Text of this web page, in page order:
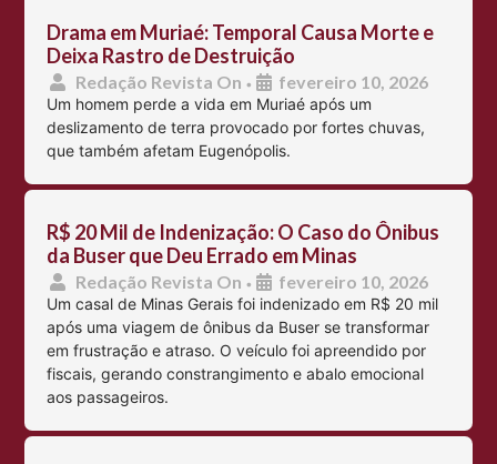
Drama em Muriaé: Temporal Causa Morte e
Deixa Rastro de Destruição
Redação Revista On • fevereiro 10, 2026
Um homem perde a vida em Muriaé após um
deslizamento de terra provocado por fortes chuvas,
que também afetam Eugenópolis.
R$ 20 Mil de Indenização: O Caso do Ônibus
da Buser que Deu Errado em Minas
Redação Revista On • fevereiro 10, 2026
Um casal de Minas Gerais foi indenizado em R$ 20 mil
após uma viagem de ônibus da Buser se transformar
em frustração e atraso. O veículo foi apreendido por
fiscais, gerando constrangimento e abalo emocional
aos passageiros.